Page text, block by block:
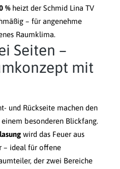
%heizt der Schmid Lina TV
– für angenehme
Raumklima.
Seiten –
mit
und Rückseite machen den
besonderen Blickfang.
wird das Feuer aus
– ideal für offene
der zwei Bereiche